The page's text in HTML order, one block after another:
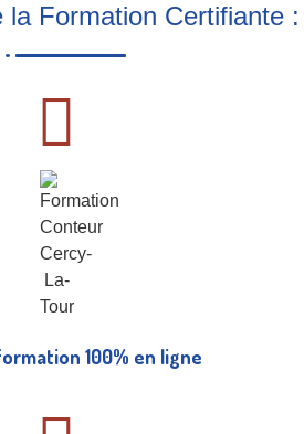
la Formation Certifiante :
100% en ligne